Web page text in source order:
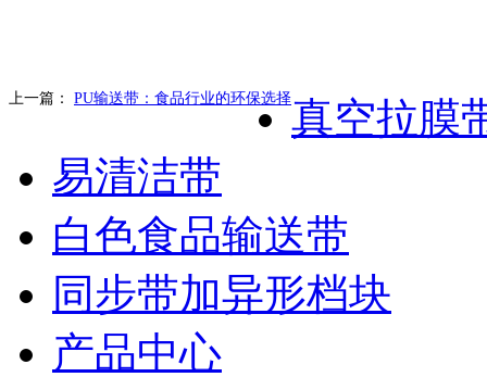
上一篇： PU输送带：食品行业的环保选择真空拉膜
易清洁带
白色食品输送带
同步带加异形档块
产品中心